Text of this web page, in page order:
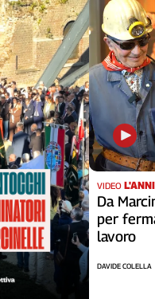
Cerca
VIDEO
Da
per
lavoro
DAVIDE COLELLA